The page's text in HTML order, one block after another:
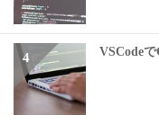
VSCode